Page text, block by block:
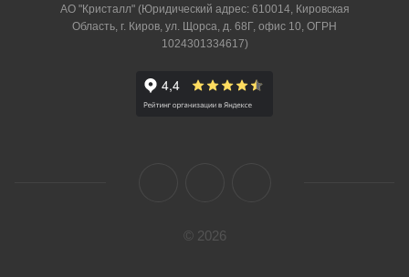
АО "Кристалл" (Юридический адрес: 610014, Кировская
Область, г. Киров, ул. Щорса, д. 68Г, офис 10, ОГРН
1024301334617)
© 2026